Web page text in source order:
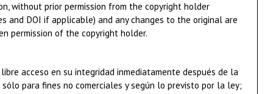
without prior permission from the copyright holder
and DOI if applicable) and any changes to the original are
permission of the copyright holder.
acceso en su integridad inmediatamente después de la
para fines no comerciales y según lo previsto por la ley;